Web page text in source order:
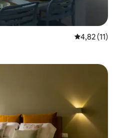
Prosječna
4,82 (11)